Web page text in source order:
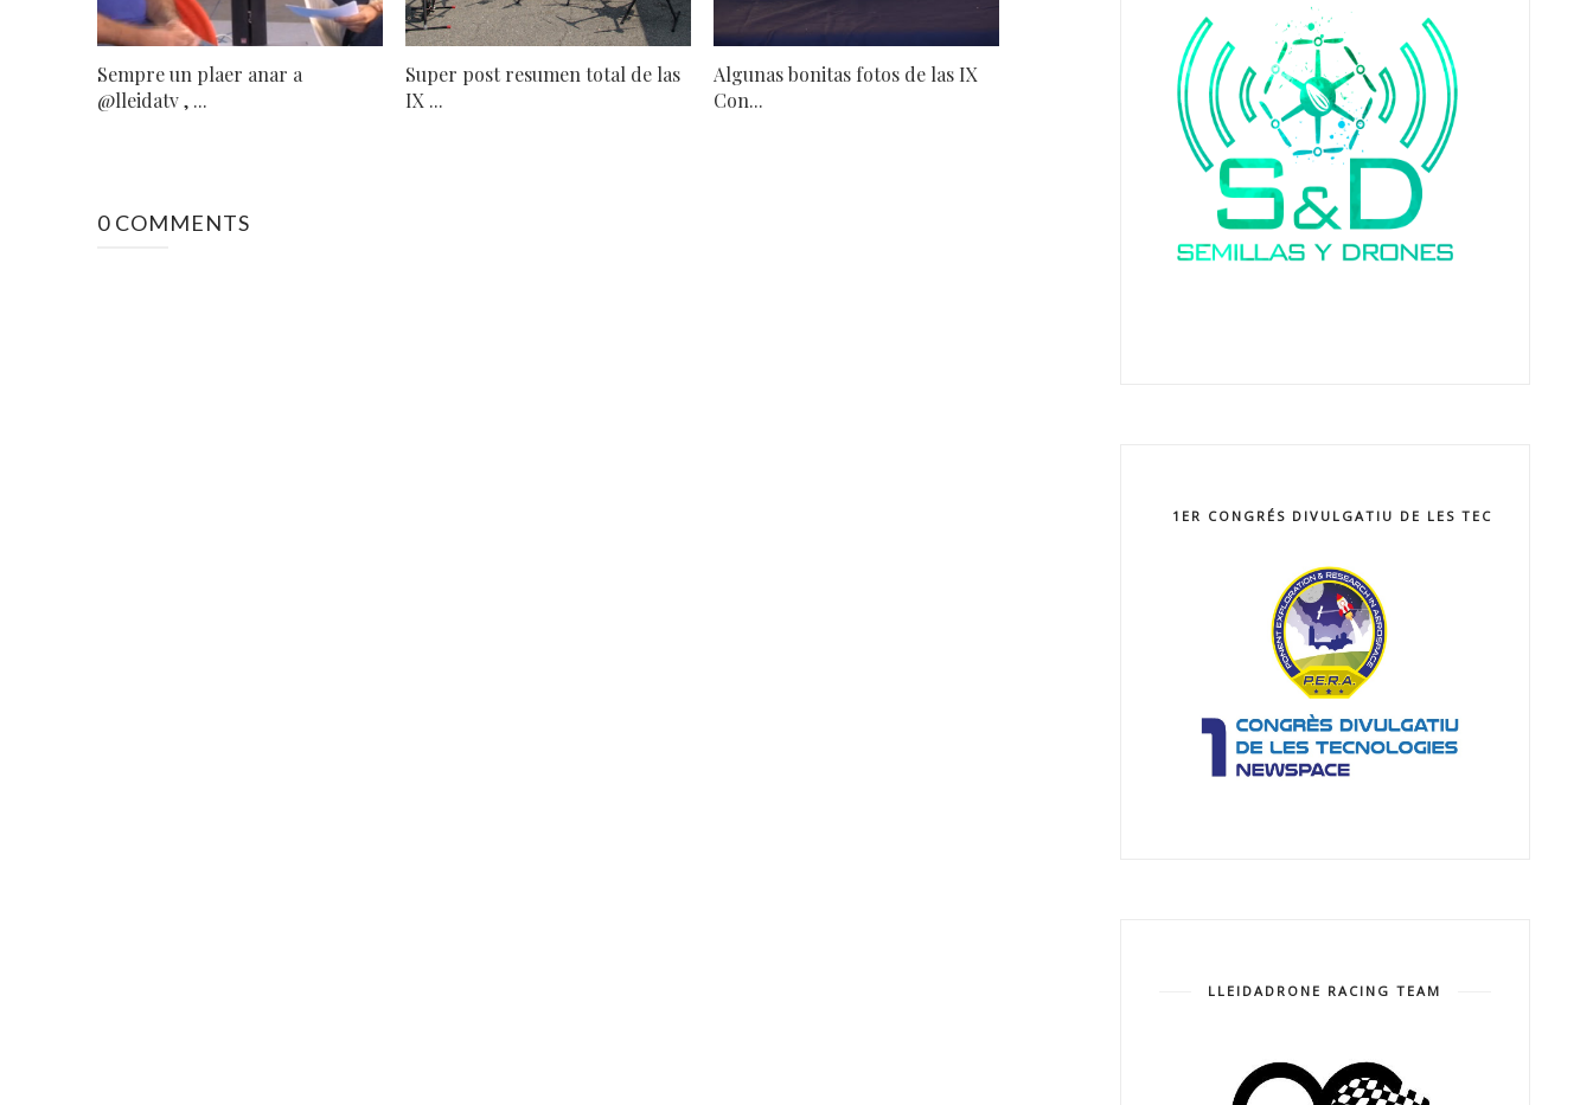
Sempre un plaer anar a
@lleidatv , ...
Super post resumen total de las
IX ...
Algunas bonitas fotos de las IX
Con...
0 COMMENTS
1ER CONGRÉS DIVULGATIU DE LES TECNOLOGIES
LLEIDADRONE RACING TEAM